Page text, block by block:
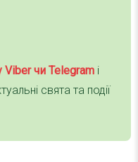
Viber чи Telegram і
свята та події